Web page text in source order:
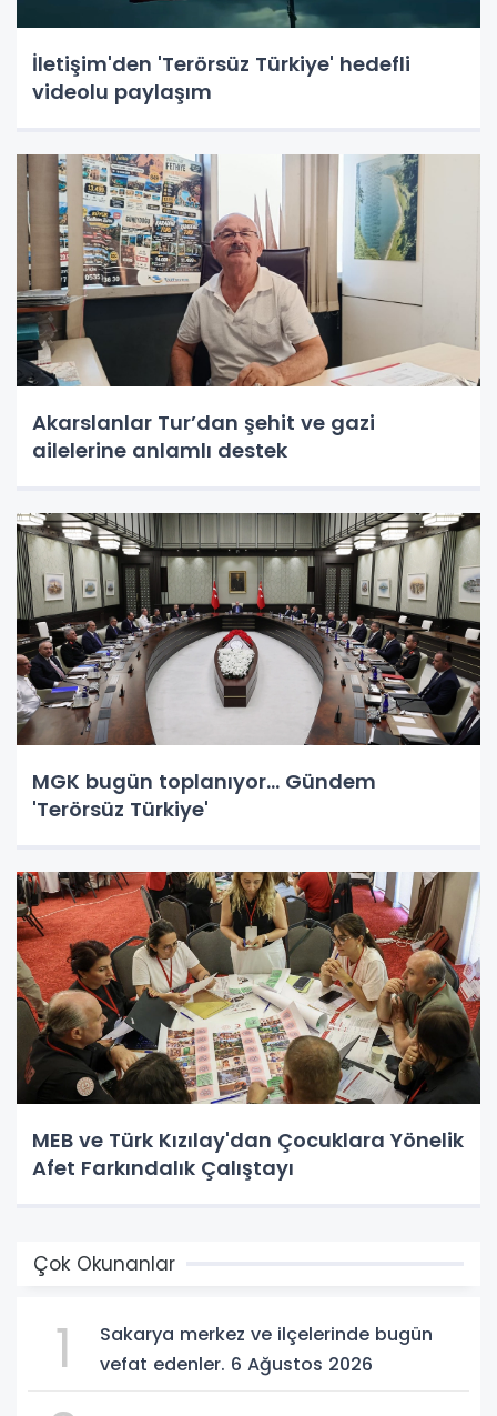
İletişim'den 'Terörsüz Türkiye' hedefli
videolu paylaşım
Akarslanlar Tur’dan şehit ve gazi
ailelerine anlamlı destek
MGK bugün toplanıyor... Gündem
'Terörsüz Türkiye'
MEB ve Türk Kızılay'dan Çocuklara Yönelik
Afet Farkındalık Çalıştayı
Çok Okunanlar
1
Sakarya merkez ve ilçelerinde bugün
vefat edenler. 6 Ağustos 2026